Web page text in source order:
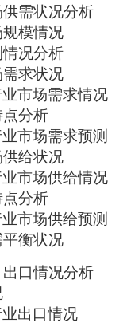
需状况分析
模情况
况分析
求状况
市场需求情况
分析
市场需求预测
给状况
市场供给情况
分析
市场供给预测
衡状况
口情况分析
出口情况